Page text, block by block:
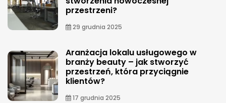
przestrzeni?
29 grudnia 2025
Aranżacja lokalu usługowego w
branży beauty – jak stworzyć
przestrzeń, która przyciągnie
klientów?
17 grudnia 2025